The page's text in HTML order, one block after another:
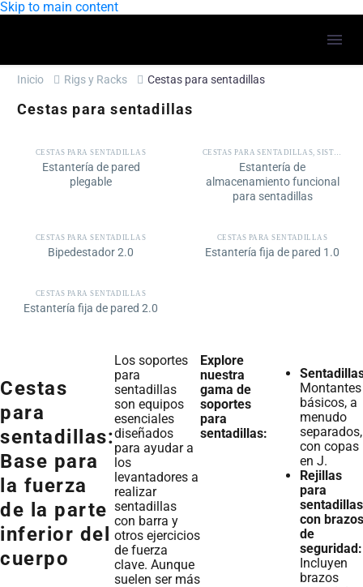
Skip to main content
Inicio Rigs y Racks Cestas para sentadillas
Cestas para sentadillas
CESTAS PARA SENTADILLAS
Estantería de pared
plegable
CESTAS PARA SENTADILLAS,SISTEMAS DE ALMACENAMIENTO
Estantería de
almacenamiento funcional
para sentadillas
CESTAS PARA SENTADILLAS
Bipedestador 2.0
CESTAS PARA SENTADILLAS
Estantería fija de pared 1.0
CESTAS PARA SENTADILLAS
Estantería fija de pared 2.0
Cestas
para
sentadillas:
Base para
la fuerza
de la parte
inferior del
cuerpo
Los soportes
para
sentadillas
son equipos
esenciales
diseñados
para ayudar a
los
levantadores a
realizar
sentadillas
con barra y
otros ejercicios
de fuerza
clave. Aunque
suelen ser más
Explore
nuestra
gama de
soportes
para
sentadillas:
Montantes
básicos, a
menudo
separados,
con copas
en J.
Rejillas
para
sentadillas
con brazos
de
seguridad:
Incluyen
brazos